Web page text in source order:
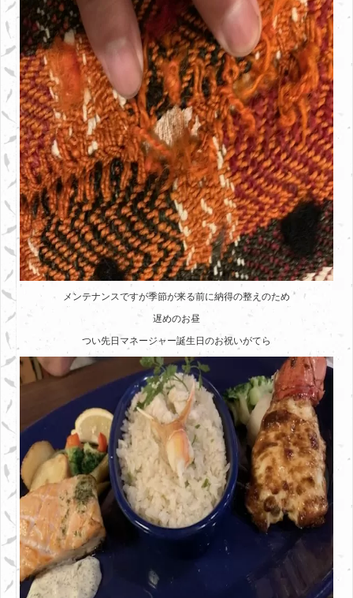
メンテナンスですが季節が来る前に納得の整えのため
遅めのお昼
つい先日マネージャー誕生日のお祝いがてら